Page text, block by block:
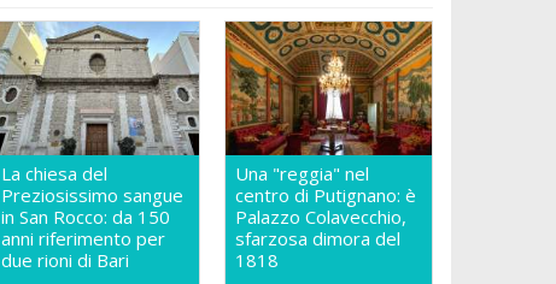
La chiesa del
Preziosissimo sangue
in San Rocco: da 150
anni riferimento per
due rioni di Bari
Una "reggia" nel
centro di Putignano: è
Palazzo Colavecchio,
sfarzosa dimora del
1818